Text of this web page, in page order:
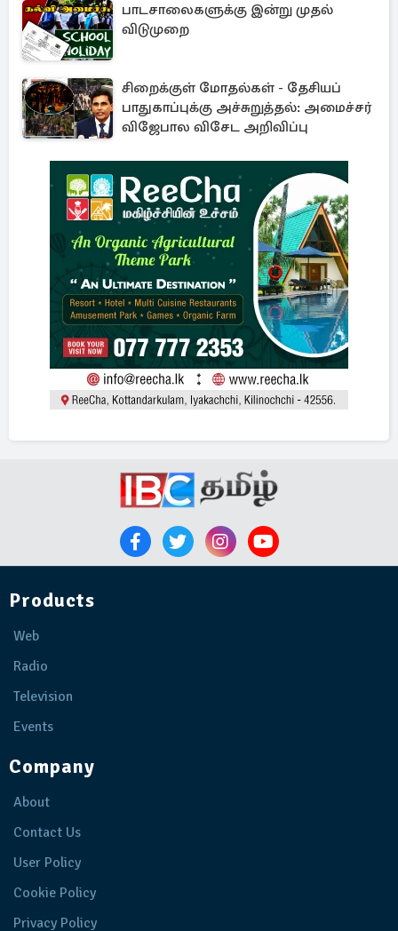
பாடசாலைகளுக்கு இன்று முதல்
விடுமுறை
சிறைக்குள் மோதல்கள் - தேசியப்
பாதுகாப்புக்கு அச்சுறுத்தல்: அமைச்சர்
விஜேபால விசேட அறிவிப்பு
Products
Web
Radio
Television
Events
Company
About
Contact Us
User Policy
Cookie Policy
Privacy Policy